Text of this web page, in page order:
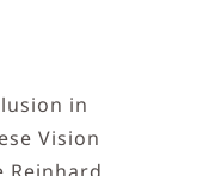
in
Vision